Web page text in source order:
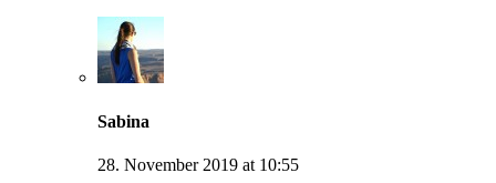
Sabina
28. November 2019 at 10:55